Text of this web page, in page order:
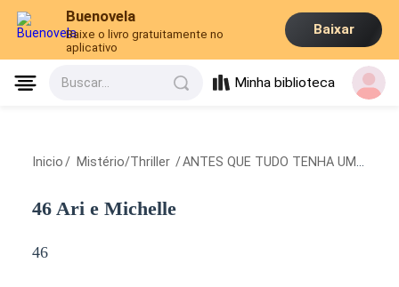
Buenovela
Baixe o livro gratuitamente no
aplicativo
Baixar
Buscar... Minha biblioteca
Inicio / Mistério/Thriller /ANTES QUE TUDO TENHA UM FIM
46 Ari e Michelle
46